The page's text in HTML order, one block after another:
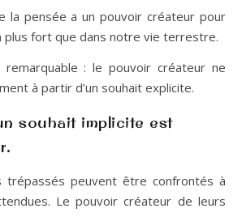
la pensée a un pouvoir créateur pour
plus fort que dans notre vie terrestre.
: le pouvoir créateur ne
à partir d’un souhait explicite.
souhait implicite est
trépassés peuvent être confrontés à
Le pouvoir créateur de leurs